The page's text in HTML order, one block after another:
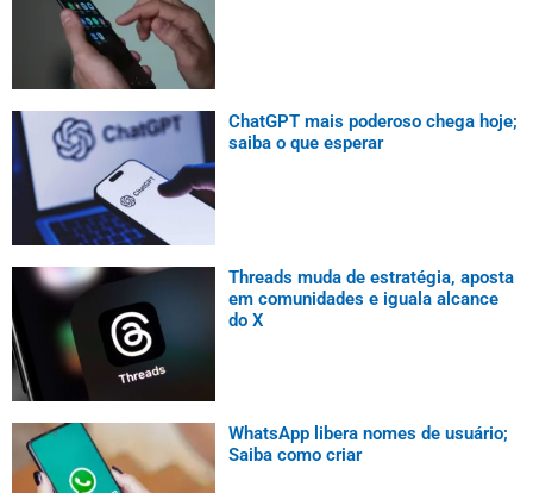
ChatGPT mais poderoso chega hoje;
saiba o que esperar
Threads muda de estratégia, aposta
em comunidades e iguala alcance
do X
WhatsApp libera nomes de usuário;
Saiba como criar